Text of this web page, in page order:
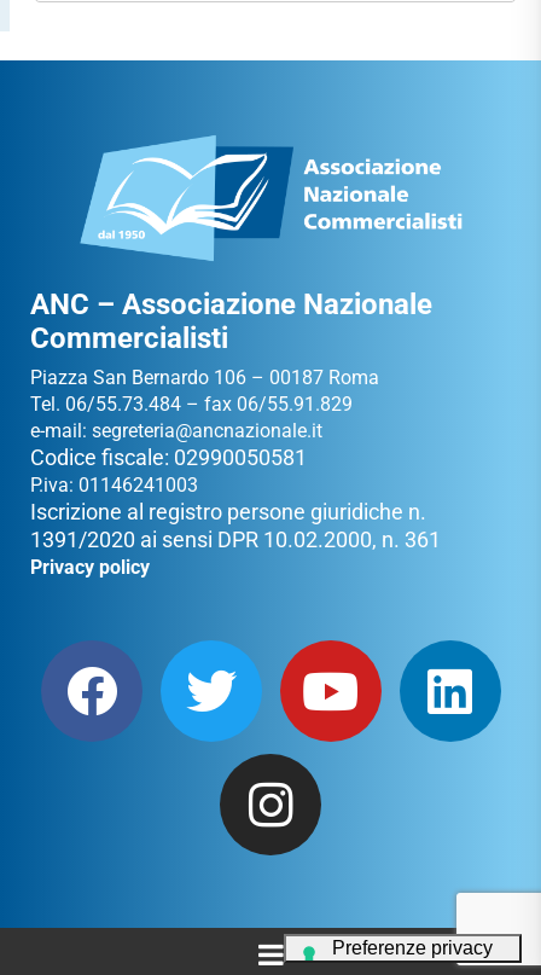
ANC – Associazione Nazionale
Commercialisti
Piazza San Bernardo 106 – 00187 Roma
Tel. 06/55.73.484 – fax 06/55.91.829
e-mail: segreteria@ancnazionale.it
Codice fiscale: 02990050581
P.iva: 01146241003
Iscrizione al registro persone giuridiche n.
1391/2020 ai sensi DPR 10.02.2000, n. 361
Privacy policy